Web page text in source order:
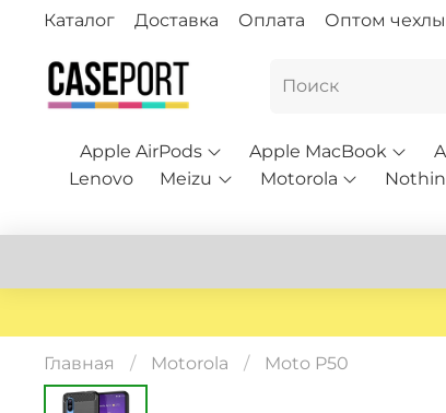
Каталог Доставка Оплата Оптом чехлы
Apple AirPods Apple MacBook
Lenovo
Meizu Motorola
Главная Motorola Moto P50